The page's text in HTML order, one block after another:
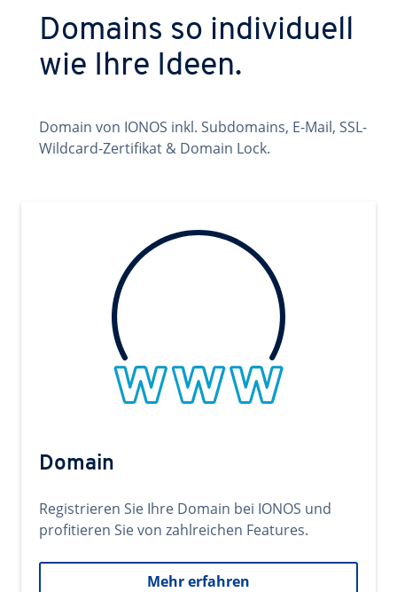
Domains so individuell
wie Ihre Ideen.
Domain von IONOS inkl. Subdomains, E-Mail, SSL-
Wildcard-Zertifikat & Domain Lock.
Domain
Registrieren Sie Ihre Domain bei IONOS und
profitieren Sie von zahlreichen Features.
Mehr erfahren